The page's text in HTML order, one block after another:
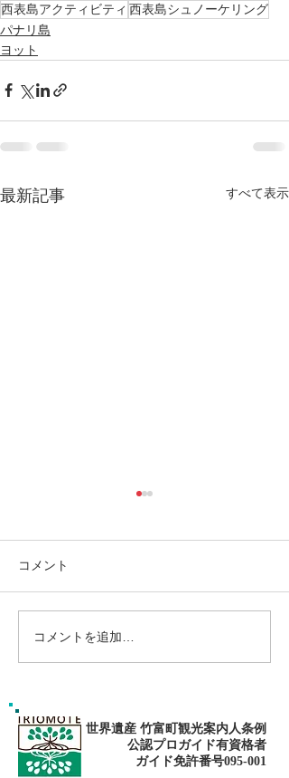
西表島アクティビティ 西表島シュノーケリング
パナリ島
ヨット
最新記事 すべて表示
ゴールデンウィークは南
の島で新しい自分に出逢
コメント
コメントを追加…
世界遺産 竹富町観光案内人条例
公認プロガイド有資格者
​ガイド免許番号095-001​​